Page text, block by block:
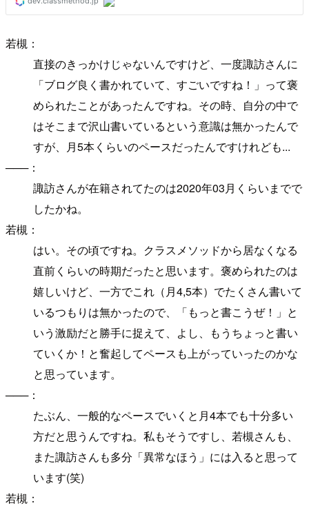
若槻：
直接のきっかけじゃないんですけど、一度諏訪さんに
「ブログ良く書かれていて、すごいですね！」って褒
められたことがあったんですね。その時、自分の中で
はそこまで沢山書いているという意識は無かったんで
すが、月5本くらいのペースだったんですけれども...
───：
諏訪さんが在籍されてたのは2020年03月くらいまでで
したかね。
若槻：
はい。その頃ですね。クラスメソッドから居なくなる
直前くらいの時期だったと思います。褒められたのは
嬉しいけど、一方でこれ（月4,5本）でたくさん書いて
いるつもりは無かったので、「もっと書こうぜ！」と
いう激励だと勝手に捉えて、よし、もうちょっと書い
ていくか！と奮起してペースも上がっていったのかな
と思っています。
───：
たぶん、一般的なペースでいくと月4本でも十分多い
方だと思うんですね。私もそうですし、若槻さんも、
また諏訪さんも多分「異常なほう」には入ると思って
います(笑)
若槻：